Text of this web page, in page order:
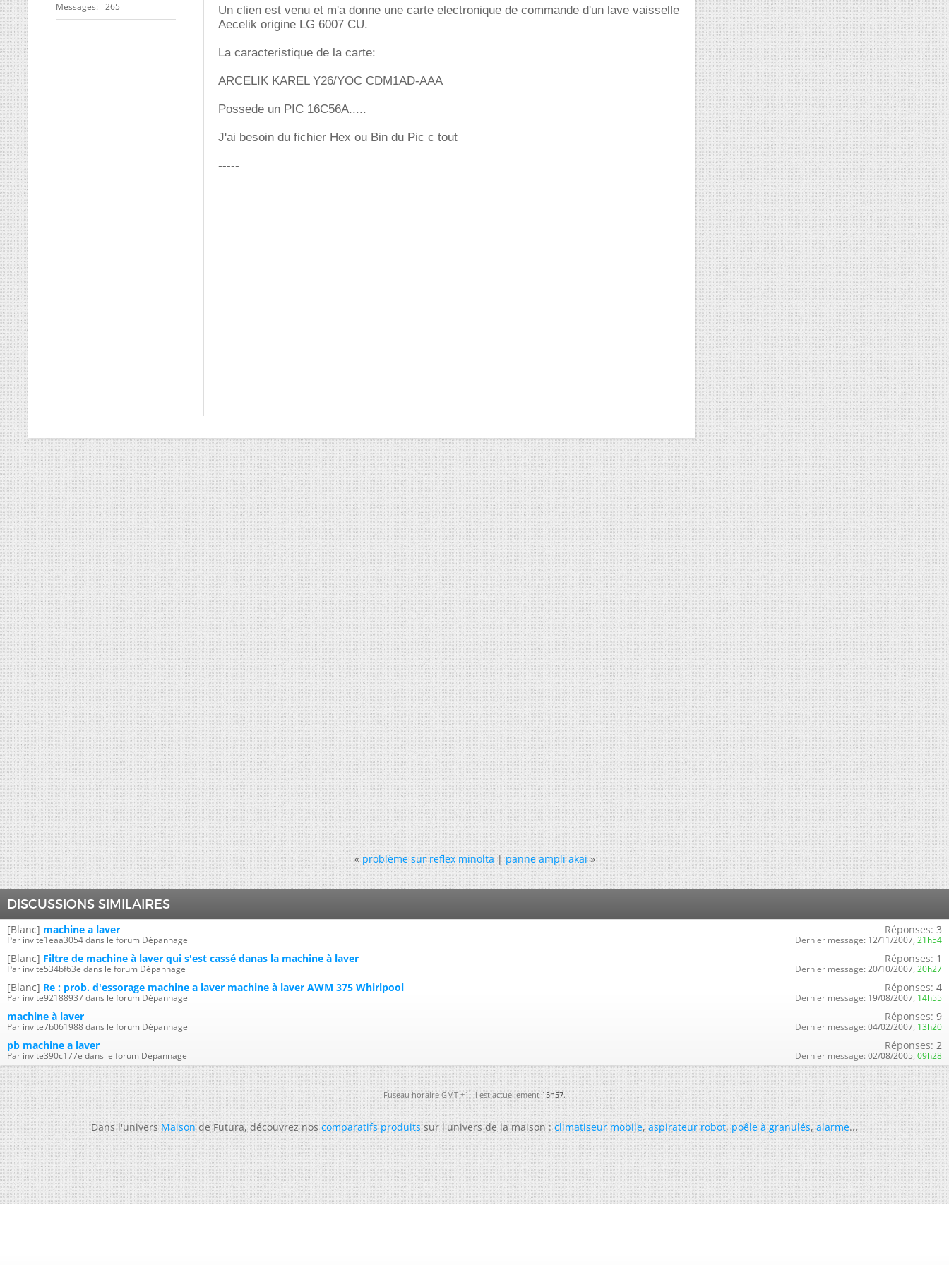
Messages 265
Un clien est venu et m'a donne une carte electronique de commande d'un lave vaisselle
Aecelik origine LG 6007 CU.
La caracteristique de la carte:
ARCELIK KAREL Y26/YOC CDM1AD-AAA
Possede un PIC 16C56A.....
J'ai besoin du fichier Hex ou Bin du Pic c tout
-----
« problème sur reflex minolta|panne ampli akai »
DISCUSSIONS SIMILAIRES
[Blanc] machine a laver
Par invite1eaa3054 dans le forum Dépannage
Réponses: 3
Dernier message: 12/11/2007, 21h54
[Blanc] Filtre de machine à laver qui s'est cassé danas la machine à laver
Par invite534bf63e dans le forum Dépannage
Réponses: 1
Dernier message: 20/10/2007, 20h27
[Blanc] Re : prob. d'essorage machine a laver machine à laver AWM 375 Whirlpool
Par invite92188937 dans le forum Dépannage
Réponses: 4
Dernier message: 19/08/2007, 14h55
machine à laver
Par invite7b061988 dans le forum Dépannage
Réponses: 9
Dernier message: 04/02/2007, 13h20
pb machine a laver
Par invite390c177e dans le forum Dépannage
Réponses: 2
Dernier message: 02/08/2005, 09h28
Fuseau horaire GMT +1. Il est actuellement15h57.
Dans l'universMaisonde Futura, découvrez noscomparatifs produitssur l'univers de la maison :climatiseur mobile,aspirateur robot,poêle à granulés,alarme...